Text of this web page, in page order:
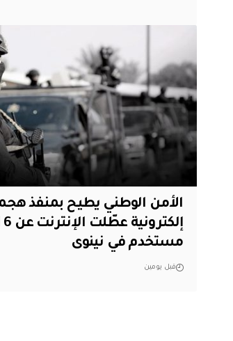
الأمن الوطني يطيح بمنفذ
مستخدم في نينوى
قبل يومين